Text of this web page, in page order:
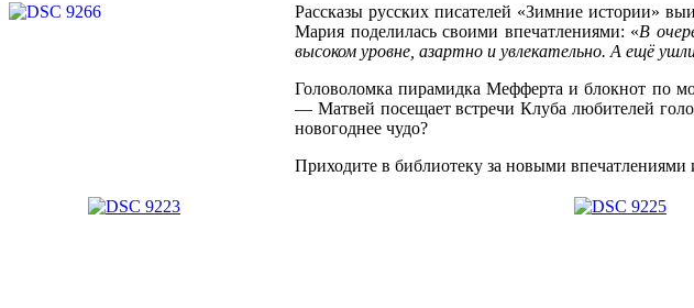
Рассказы русских писателей «Зимние истории»
Мария поделилась своими впечатлениями: «В
высоком уровне, азартно и увлекательно. А ещё
Головоломка пирамидка Мефферта и блокнот по
— Матвей посещает встречи Клуба любителей
новогоднее чудо?
Приходите в библиотеку за новыми впечатлениями